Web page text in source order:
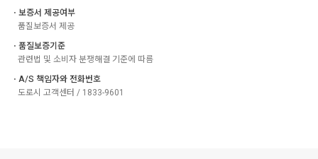
ㆍ보증서 제공여부
품질보증서 제공
ㆍ품질보증기준
관련법 및 소비자 분쟁해결 기준에 따름
ㆍA/S 책임자와 전화번호
도로시 고객센터 / 1833-9601